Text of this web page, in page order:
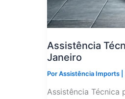
Assistência
Janeiro
PorAssistência Imports
Assistência Técnica